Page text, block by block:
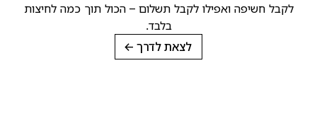
לקבל חשיפה ואפילו לקבל תשלום – הכול תוך כמה לחיצות
בלבד.
לצאת לדרך→